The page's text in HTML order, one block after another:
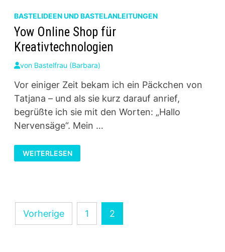
BASTELIDEEN UND BASTELANLEITUNGEN
Yow Online Shop für
Kreativtechnologien
von Bastelfrau (Barbara)
Vor einiger Zeit bekam ich ein Päckchen von
Tatjana – und als sie kurz darauf anrief,
begrüßte ich sie mit den Worten: „Hallo
Nervensäge“. Mein …
YOW
ONLINE
SHOP
WEITERLESEN
Seitennummerierung
der
Vorherige 1 2